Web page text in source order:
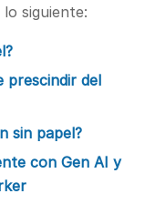
siguiente:
prescindir del
sin papel?
con Gen AI y